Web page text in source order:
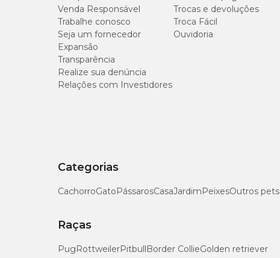
Venda Responsável
Trabalhe conosco
Seja um fornecedor
Expansão
Transparência
Realize sua denúncia
Relações com Investidores
Trocas e devoluções
Troca Fácil
Ouvidoria
Categorias
CachorroGatoPássarosCasaJardimPeixesOutros pets
Raças
PugRottweilerPitbullBorder CollieGolden retriever